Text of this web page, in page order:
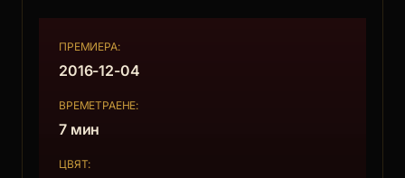
ПРЕМИЕРА:
2016-12-04
ВРЕМЕТРАЕНЕ:
7 мин
ЦВЯТ: